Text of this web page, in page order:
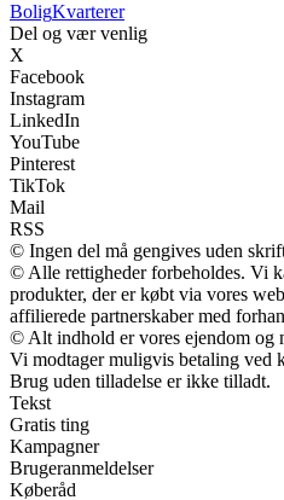
BoligKvarterer
Del og vær venlig
X
Facebook
Instagram
LinkedIn
YouTube
Pinterest
TikTok
Mail
RSS
© Ingen del må gengives uden
© Alle rettigheder forbeholdes. Vi
produkter, der er købt via vores
affilierede partnerskaber med
© Alt indhold er vores ejendom og
Vi modtager muligvis betaling ved
Brug uden tilladelse er ikke tilladt.
Tekst
Gratis ting
Kampagner
Brugeranmeldelser
Køberåd